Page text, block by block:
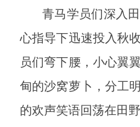
青马学员们深入田
心指导下迅速投入秋
员们弯下腰，小心翼
甸的沙窝萝卜，分工
的欢声笑语回荡在田野